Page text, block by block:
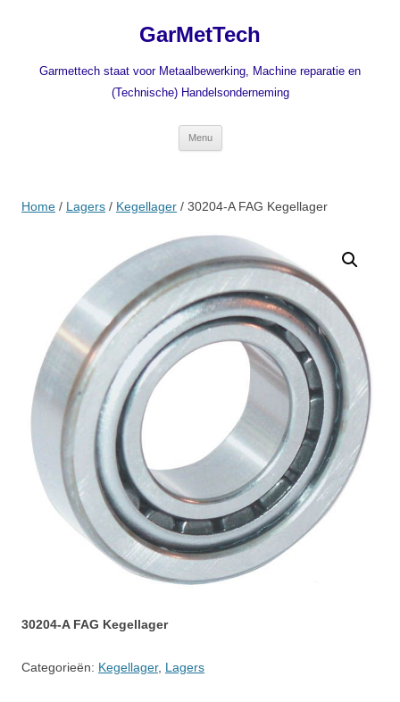
GarMetTech
Garmettech staat voor Metaalbewerking, Machine reparatie en
(Technische) Handelsonderneming
Menu
Home / Lagers / Kegellager / 30204-A FAG Kegellager
30204-A FAG Kegellager
Categorieën: Kegellager, Lagers